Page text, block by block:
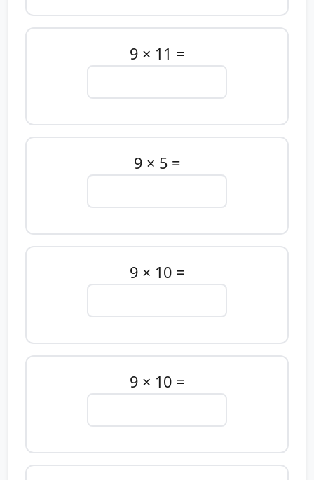
9 × 11 =
9 × 5 =
9 × 10 =
9 × 10 =